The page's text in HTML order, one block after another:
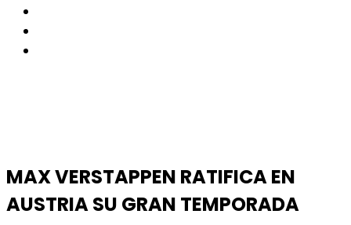
MAX VERSTAPPEN RATIFICA EN
AUSTRIA SU GRAN TEMPORADA